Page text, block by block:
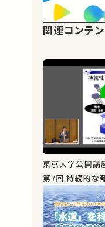
関連コンテ
東京大学公開講
第7回 持続